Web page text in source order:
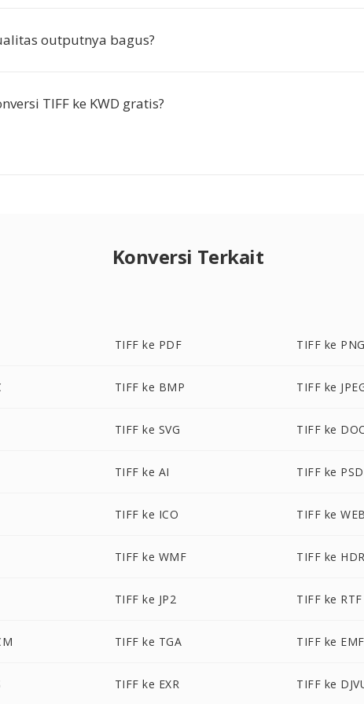
outputnya bagus?
TIFF ke KWD gratis?
Konversi Terkait
TIFF ke PDF TIFF ke
TIFF ke BMP TIFF ke
TIFF ke SVG TIFF ke
TIFF ke AI TIFF ke PSD
TIFF ke ICO TIFF ke
TIFF ke WMF TIFF ke
TIFF ke JP2 TIFF ke RTF
TIFF ke TGA TIFF ke EMF
TIFF ke EXR TIFF ke